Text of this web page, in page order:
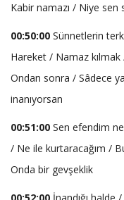
Kabir namazı / Niye
00:50:00 Sünnetlerin
Hareket / Namaz
Ondan sonra / Sâdece
inanıyorsan
00:51:00 Sen efendim ne
/ Ne ile kurtaracağım /
Onda bir gevşeklik